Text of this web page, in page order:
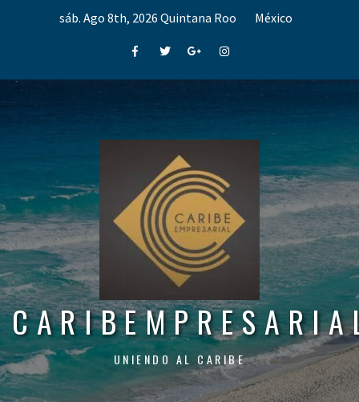
sáb. Ago 8th, 2026 Quintana Roo México
FacebookTwitterGoogle+Instagram
UNIENDO AL CARIBE